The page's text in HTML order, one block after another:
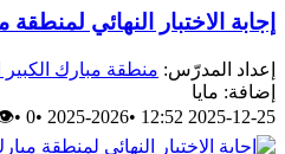
إجابة الاختبار النهائي لمنطقة
إعداد المدرّس: منطقة مبارك الكبير
إضافة: مايا
2025-12-25 12:52
•
2025-2026
•
0
•
529